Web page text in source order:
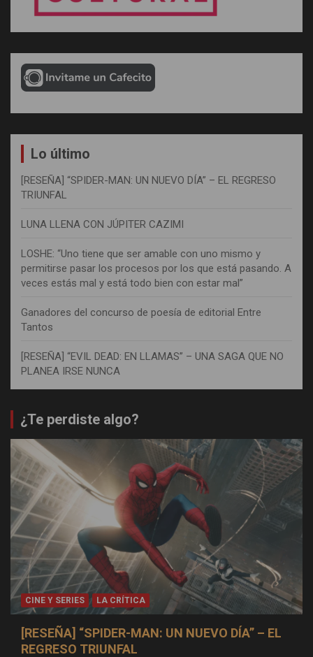
Lo último
[RESEÑA] “SPIDER-MAN: UN NUEVO DÍA” – EL REGRESO
TRIUNFAL
LUNA LLENA CON JÚPITER CAZIMI
LOSHE: “Uno tiene que ser amable con uno mismo y
permitirse pasar los procesos por los que está pasando. A
veces estás mal y está todo bien con estar mal”
Ganadores del concurso de poesía de editorial Entre
Tantos
[RESEÑA] “EVIL DEAD: EN LLAMAS” – UNA SAGA QUE NO
PLANEA IRSE NUNCA
¿Te perdiste algo?
CINE Y SERIES LA CRÍTICA
[RESEÑA] “SPIDER-MAN: UN NUEVO DÍA” – EL
REGRESO TRIUNFAL